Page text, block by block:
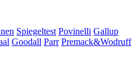
Spiegeltest Povinelli Gallup
Goodall Parr Premack&Wodruff